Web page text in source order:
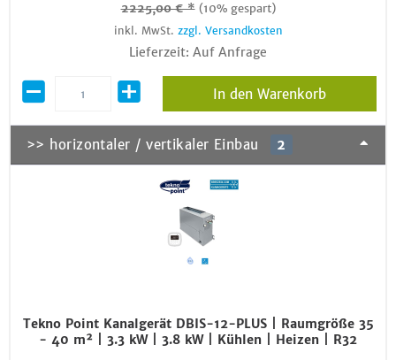
2225,00 € * (10% gespart)
inkl. MwSt. zzgl. Versandkosten
Lieferzeit: Auf Anfrage
In den Warenkorb
>> horizontaler / vertikaler Einbau 2
Tekno Point Kanalgerät DBIS-12-PLUS | Raumgröße 35
- 40 m² | 3.3 kW | 3.8 kW | Kühlen | Heizen | R32